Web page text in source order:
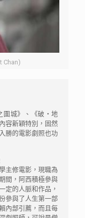
Chan)
圍城》、《破‧地
容新穎特別，固然
勝的電影劇照也功
主修電影，現職為
間，阿西積極參與
定的人脈和作品，
參與了人生第一部
內部引薦，而且每